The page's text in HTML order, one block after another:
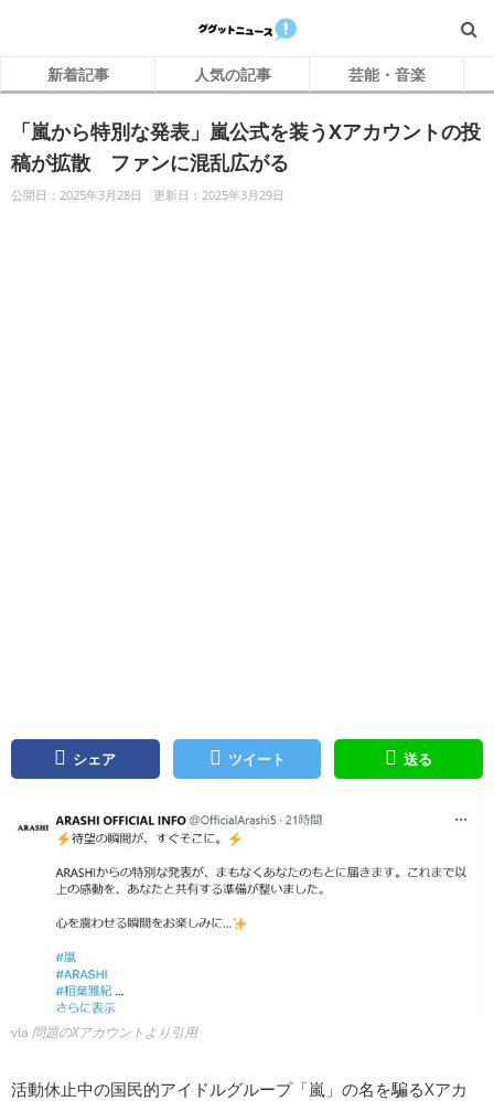
新着記事 人気の記事 芸能・音楽
「嵐から特別な発表」嵐公式を装うXアカウントの投
稿が拡散 ファンに混乱広がる
公開日：2025年3月28日 更新日：2025年3月29日
シェア ツイート 送る
via 問題のXアカウントより引用
活動休止中の国民的アイドルグループ「嵐」の名を騙るXアカ